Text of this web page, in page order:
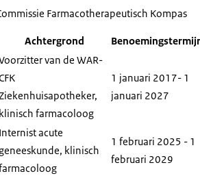
Farmacotherapeutisch Kompas
Achtergrond
van de WAR-
klinisch farmacoloog
1 januari 2017- 1
januari 2027
Internist acute
klinisch
1 februari 2025 - 1
februari 2029